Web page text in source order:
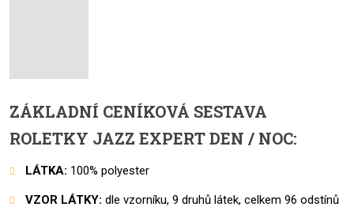
ZÁKLADNÍ CENÍKOVÁ SESTAVA
ROLETKY JAZZ EXPERT DEN / NOC:
LÁTKA: 100% polyester
VZOR LÁTKY: dle vzorníku, 9 druhů látek, celkem 96 odstínů